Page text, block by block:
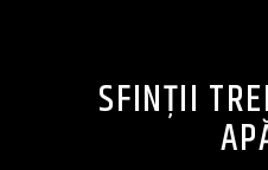
SFINŢII